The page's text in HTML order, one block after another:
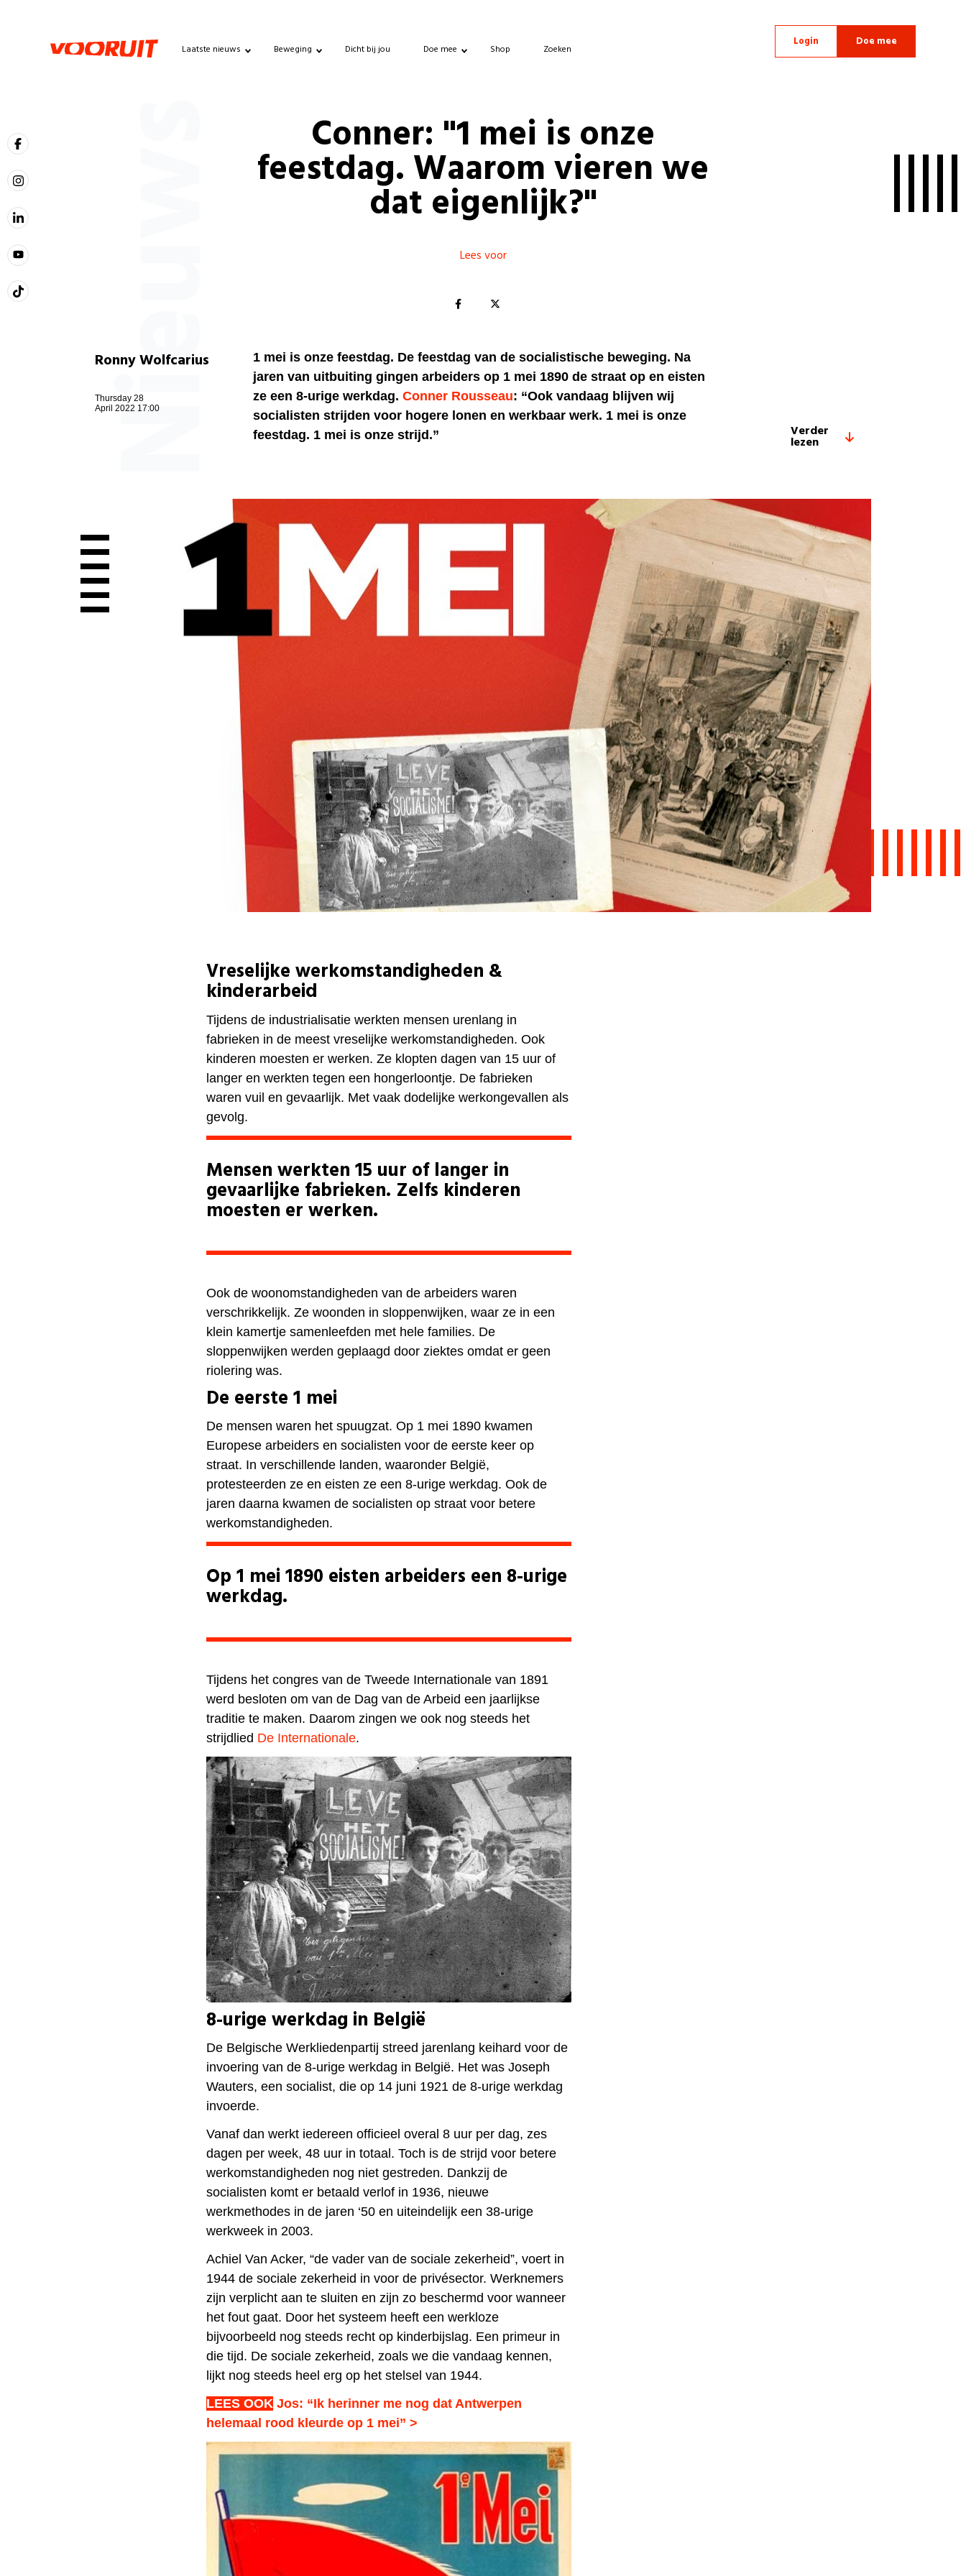
Laatste nieuws Beweging Dicht bij jou Doe mee Shop Zoeken
Login Doe mee
Nieuws Conner: "1 mei is onze
feestdag. Waarom vieren we
dat eigenlijk?"
Lees voor
Ronny Wolfcarius
Thursday 28
April 2022 17:00
1 mei is onze feestdag. De feestdag van de socialistische beweging. Na
jaren van uitbuiting gingen arbeiders op 1 mei 1890 de straat op en eisten
ze een 8-urige werkdag. Conner Rousseau: “Ook vandaag blijven wij
socialisten strijden voor hogere lonen en werkbaar werk. 1 mei is onze
feestdag. 1 mei is onze strijd.”
Verder
lezen
Vreselijke werkomstandigheden &
kinderarbeid
Tijdens de industrialisatie werkten mensen urenlang in
fabrieken in de meest vreselijke werkomstandigheden. Ook
kinderen moesten er werken. Ze klopten dagen van 15 uur of
langer en werkten tegen een hongerloontje. De fabrieken
waren vuil en gevaarlijk. Met vaak dodelijke werkongevallen als
gevolg.
Mensen werkten 15 uur of langer in
gevaarlijke fabrieken. Zelfs kinderen
moesten er werken.
Ook de woonomstandigheden van de arbeiders waren
verschrikkelijk. Ze woonden in sloppenwijken, waar ze in een
klein kamertje samenleefden met hele families. De
sloppenwijken werden geplaagd door ziektes omdat er geen
riolering was.
De eerste 1 mei
De mensen waren het spuugzat. Op 1 mei 1890 kwamen
Europese arbeiders en socialisten voor de eerste keer op
straat. In verschillende landen, waaronder België,
protesteerden ze en eisten ze een 8-urige werkdag. Ook de
jaren daarna kwamen de socialisten op straat voor betere
werkomstandigheden.
Op 1 mei 1890 eisten arbeiders een 8-urige
werkdag.
Tijdens het congres van de Tweede Internationale van 1891
werd besloten om van de Dag van de Arbeid een jaarlijkse
traditie te maken. Daarom zingen we ook nog steeds het
strijdlied De Internationale.
8-urige werkdag in België
De Belgische Werkliedenpartij streed jarenlang keihard voor de
invoering van de 8-urige werkdag in België. Het was Joseph
Wauters, een socialist, die op 14 juni 1921 de 8-urige werkdag
invoerde.
Vanaf dan werkt iedereen officieel overal 8 uur per dag, zes
dagen per week, 48 uur in totaal. Toch is de strijd voor betere
werkomstandigheden nog niet gestreden. Dankzij de
socialisten komt er betaald verlof in 1936, nieuwe
werkmethodes in de jaren ‘50 en uiteindelijk een 38-urige
werkweek in 2003.
Achiel Van Acker, “de vader van de sociale zekerheid”, voert in
1944 de sociale zekerheid in voor de privésector. Werknemers
zijn verplicht aan te sluiten en zijn zo beschermd voor wanneer
het fout gaat. Door het systeem heeft een werkloze
bijvoorbeeld nog steeds recht op kinderbijslag. Een primeur in
die tijd. De sociale zekerheid, zoals we die vandaag kennen,
lijkt nog steeds heel erg op het stelsel van 1944.
LEES OOK Jos: “Ik herinner me nog dat Antwerpen
helemaal rood kleurde op 1 mei” >